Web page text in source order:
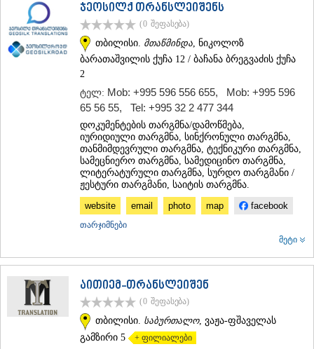
ᲙᲐᲡᲞᲘ
ᲥᲐᲠᲔᲚᲘ
ᲮᲐᲨᲣᲠᲘ
ᲡᲐᲥᲐᲠᲗᲕᲔᲚᲝ
ჯეოსილქ თრანსლეიშენს
(0 შეფასება)
თბილისი. მთაწმინდა , ნიკოლოზ
ბარათაშვილის ქუჩა 12 / ბაჩანა ბრეგვაძის ქუჩა
2
ტელ: Mob: +995 596 556 655, Mob: +995 596
65 56 55, Tel: +995 32 2 477 344
დოკუმენტების თარგმნა/დამოწმება,
იურიდიული თარგმნა, სინქრონული თარგმნა,
თანმიმდევრული თარგმნა, ტექნიკური თარგმნა,
სამეცნიერო თარგმნა, სამედიცინო თარგმნა,
ლიტერატურული თარგმნა, სურდო თარგმანი /
ჟესტური თარგმანი, საიტის თარგმნა.
website
email photo map facebook
თარჯიმნები
მეტი
აითიემ-თრანსლეიშენ
(0 შეფასება)
თბილისი. საბურთალო, ვაჟა-ფშაველას
გამზირი 5 + ფილიალები